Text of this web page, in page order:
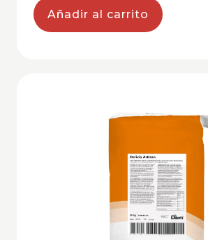
Añadir al carrito